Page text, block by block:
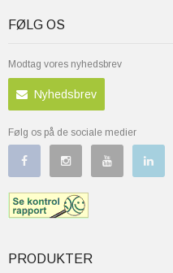
FØLG OS
Modtag vores nyhedsbrev
Nyhedsbrev
Følg os på de sociale medier
PRODUKTER